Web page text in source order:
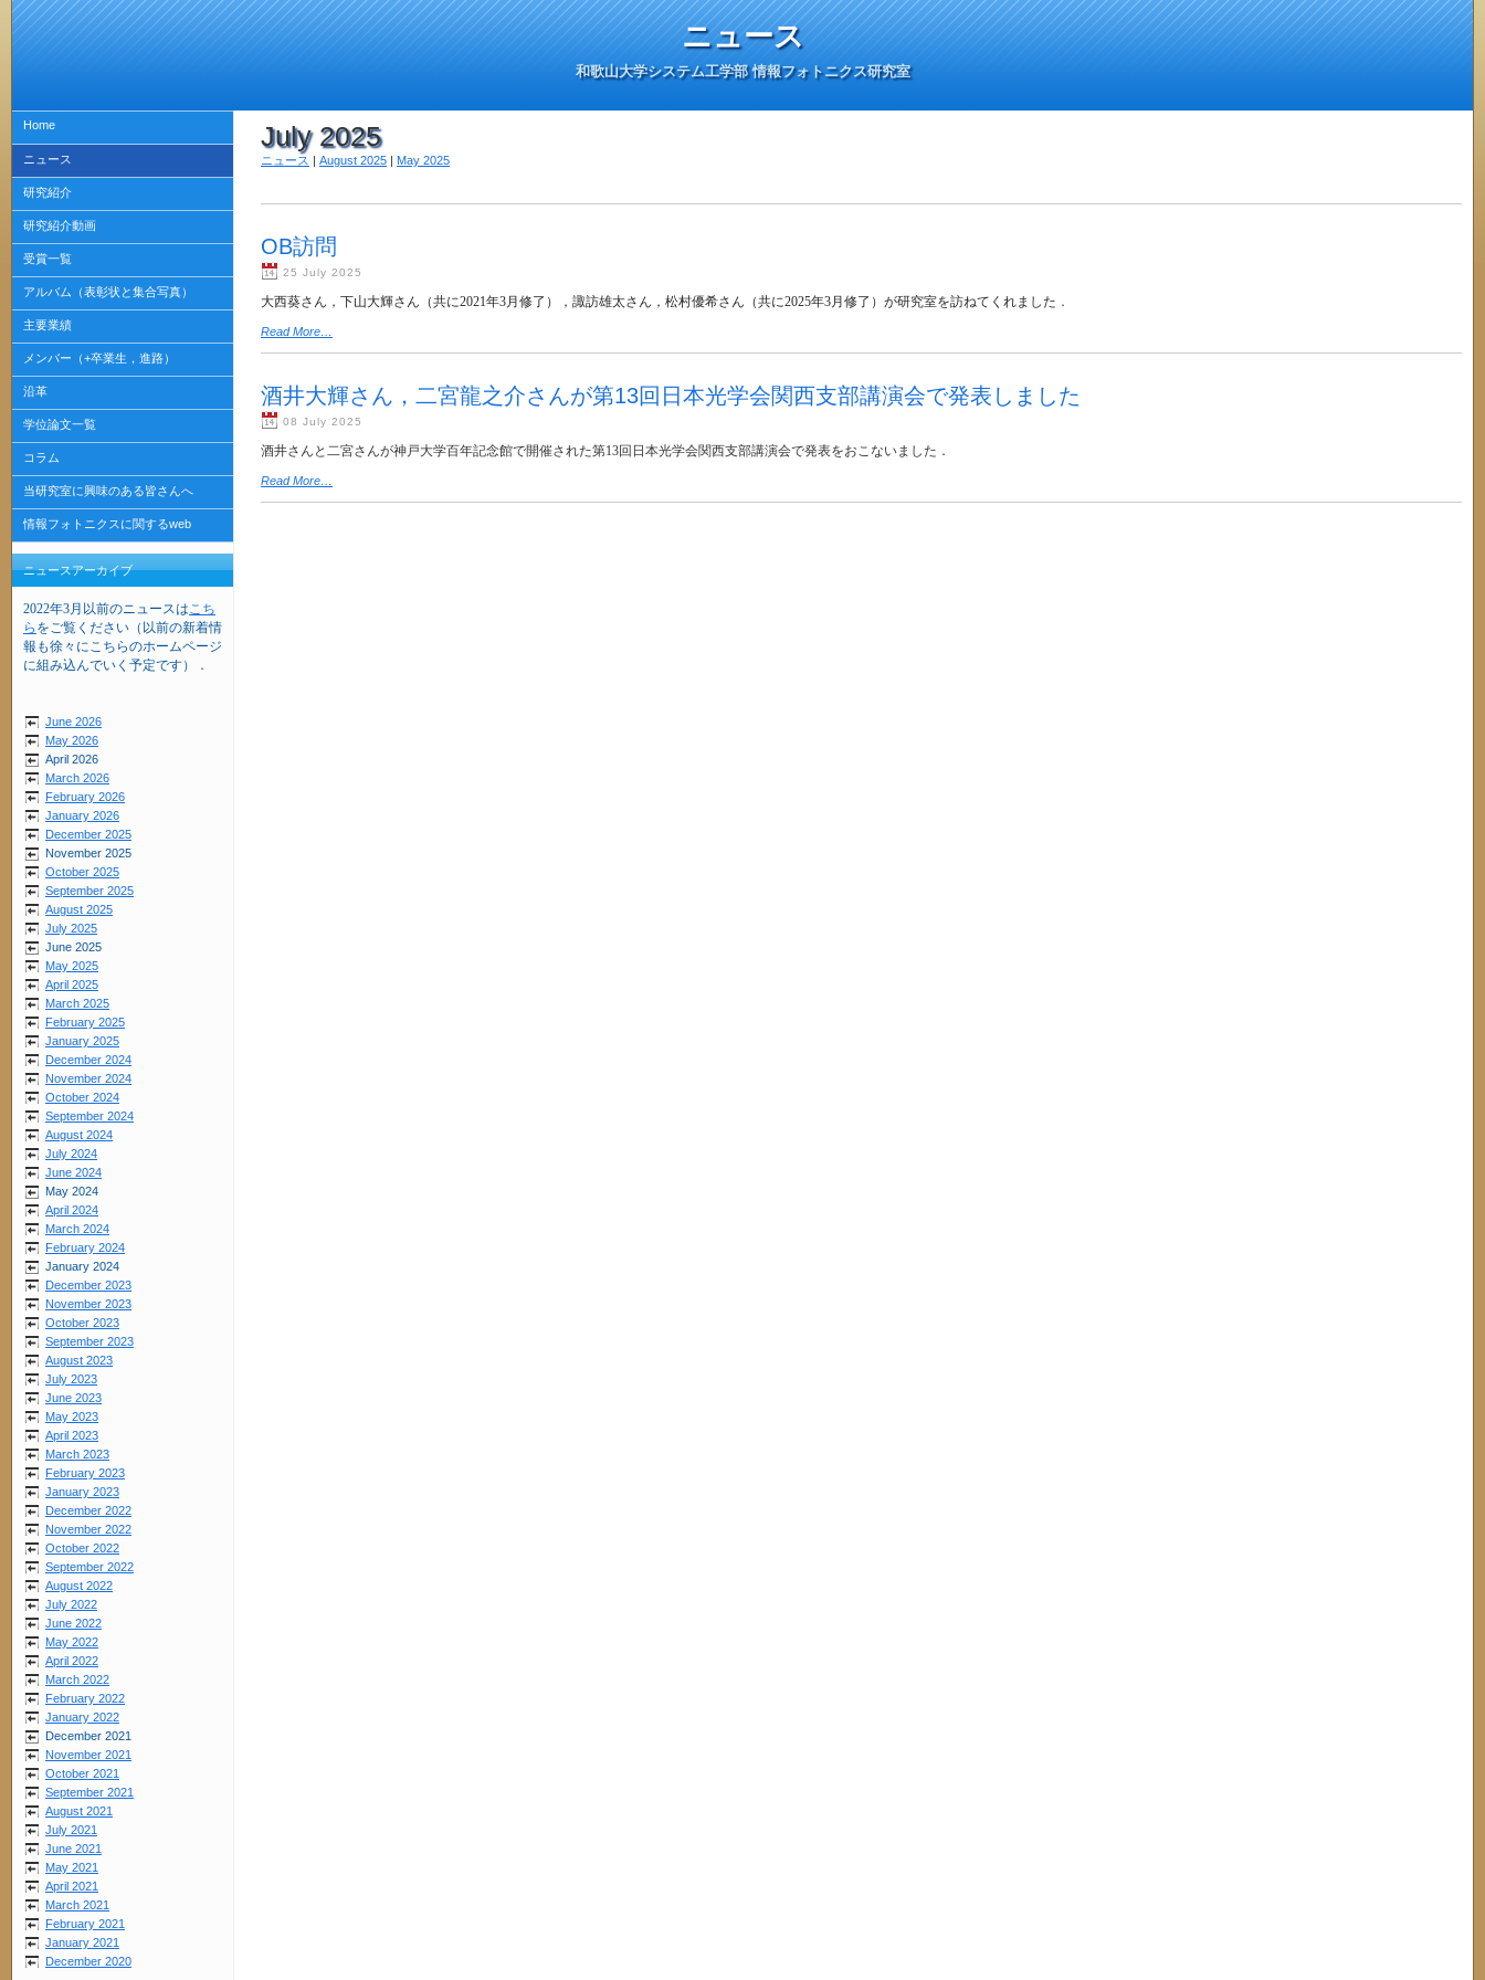
ニュース
和歌山大学システム工学部 情報フォトニクス研究室
Home
ニュース
研究紹介
研究紹介動画
受賞一覧
アルバム（表彰状と集合写真）
主要業績
メンバー（+卒業生，進路）
沿革
学位論文一覧
コラム
当研究室に興味のある皆さんへ
情報フォトニクスに関するweb
ニュースアーカイブ
2022年3月以前のニュースはこち
ら をご覧ください（以前の新着情
報も徐々にこちらのホームページ
に組み込んでいく予定です）．
June 2026
May 2026
April 2026
March 2026
February 2026
January 2026
December 2025
November 2025
October 2025
September 2025
August 2025
July 2025
June 2025
May 2025
April 2025
March 2025
February 2025
January 2025
December 2024
November 2024
October 2024
September 2024
August 2024
July 2024
June 2024
May 2024
April 2024
March 2024
February 2024
January 2024
December 2023
November 2023
October 2023
September 2023
August 2023
July 2023
June 2023
May 2023
April 2023
March 2023
February 2023
January 2023
December 2022
November 2022
October 2022
September 2022
August 2022
July 2022
June 2022
May 2022
April 2022
March 2022
February 2022
January 2022
December 2021
November 2021
October 2021
September 2021
August 2021
July 2021
June 2021
May 2021
April 2021
March 2021
February 2021
January 2021
December 2020
July 2025
ニュース | August 2025 | May 2025
OB訪問
25 July 2025
大西葵さん，下山大輝さん（共に2021年3月修了），諏訪雄太さん，松村優希さん（共に2025年3月修了）が研究室を訪ねてくれました ．
Read More…
酒井大輝さん，二宮龍之介さんが第13回日本光学会関西支部講演会で発表しました
08 July 2025
酒井さんと二宮さんが神戸大学百年記念館で開催された第13回日本光学会関西支部講演会で発表をおこないました．
Read More…